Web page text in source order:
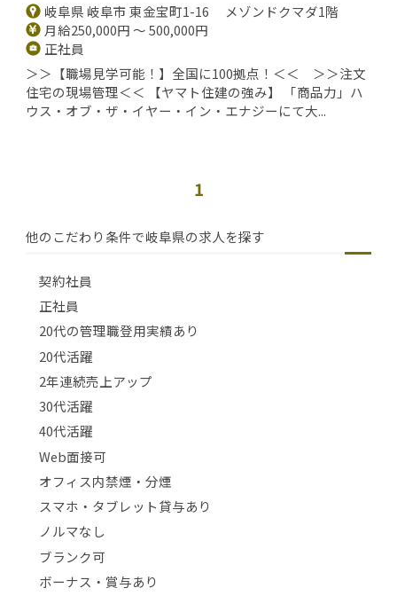
岐阜県 岐阜市 東金宝町1-16 メゾンドクマダ1階
月給250,000円 ～ 500,000円
正社員
＞＞【職場見学可能！】全国に100拠点！＜＜ ＞＞注文
住宅の現場管理＜＜ 【ヤマト住建の強み】 「商品力」ハ
ウス・オブ・ザ・イヤー・イン・エナジーにて大...
1
他のこだわり条件で岐阜県の求人を探す
契約社員
正社員
20代の管理職登用実績あり
20代活躍
2年連続売上アップ
30代活躍
40代活躍
Web面接可
オフィス内禁煙・分煙
スマホ・タブレット貸与あり
ノルマなし
ブランク可
ボーナス・賞与あり